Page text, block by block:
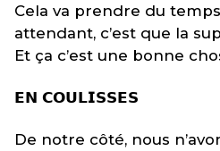
Cela va prendre du
attendant, c’est que la
Et ça c’est une bonne
𝗘𝗡 𝗖𝗢𝗨𝗟𝗜𝗦𝗦𝗘𝗦
De notre côté, nous